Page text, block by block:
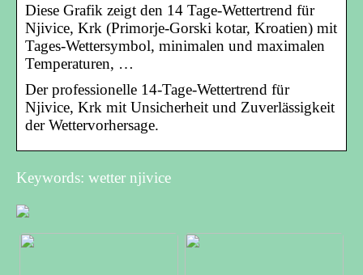
Diese Grafik zeigt den 14 Tage-Wettertrend für
Njivice, Krk (Primorje-Gorski kotar, Kroatien) mit
Tages-Wettersymbol, minimalen und maximalen
Temperaturen, …
Der professionelle 14-Tage-Wettertrend für
Njivice, Krk mit Unsicherheit und Zuverlässigkeit
der Wettervorhersage.
Keywords: wetter njivice